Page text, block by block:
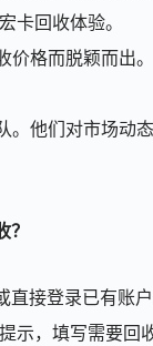
卡回收体验。
格而脱颖而出
他们对市场动
接登录已有账
示，填写需要